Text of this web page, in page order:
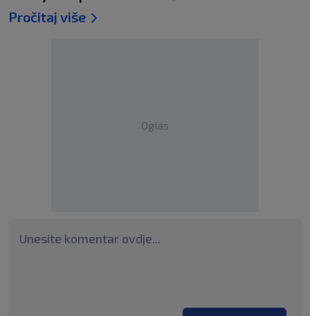
Pročitaj više
Oglas